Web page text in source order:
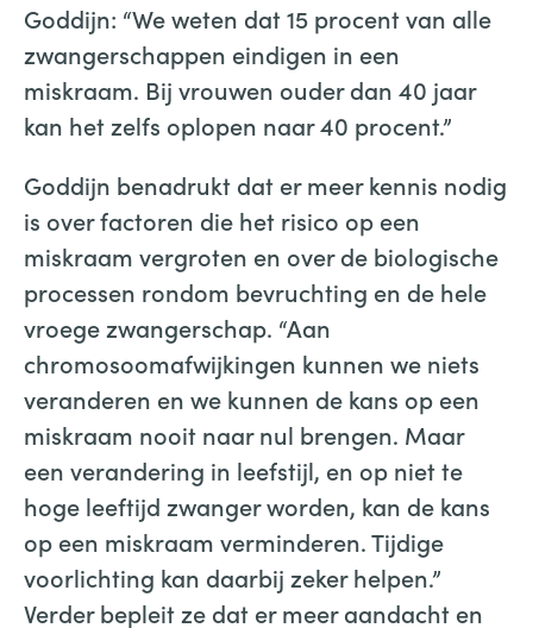
Goddijn: “We weten dat 15 procent van alle
zwangerschappen eindigen in een
miskraam. Bij vrouwen ouder dan 40 jaar
kan het zelfs oplopen naar 40 procent.”
Goddijn benadrukt dat er meer kennis nodig
is over factoren die het risico op een
miskraam vergroten en over de biologische
processen rondom bevruchting en de hele
vroege zwangerschap. “Aan
chromosoomafwijkingen kunnen we niets
veranderen en we kunnen de kans op een
miskraam nooit naar nul brengen. Maar
een verandering in leefstijl, en op niet te
hoge leeftijd zwanger worden, kan de kans
op een miskraam verminderen. Tijdige
voorlichting kan daarbij zeker helpen.”
Verder bepleit ze dat er meer aandacht en